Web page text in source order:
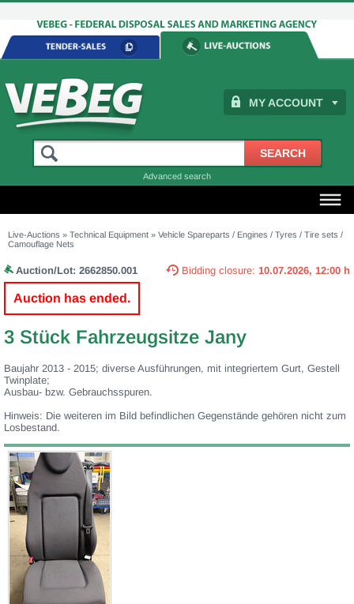
MY ACCOUNT
Advanced search
Live-Auctions » Technical Equipment » Vehicle Spareparts / Engines / Tyres / Tire sets /
Camouflage Nets
Bidding closure: 10.07.2026, 12:00 h
Auction/Lot: 2662850.001
Auction has ended.
3 Stück Fahrzeugsitze Jany
Baujahr 2013 - 2015; diverse Ausführungen, mit integriertem Gurt, Gestell
Twinplate;
Ausbau- bzw. Gebrauchsspuren.
Hinweis: Die weiteren im Bild befindlichen Gegenstände gehören nicht zum
Losbestand.